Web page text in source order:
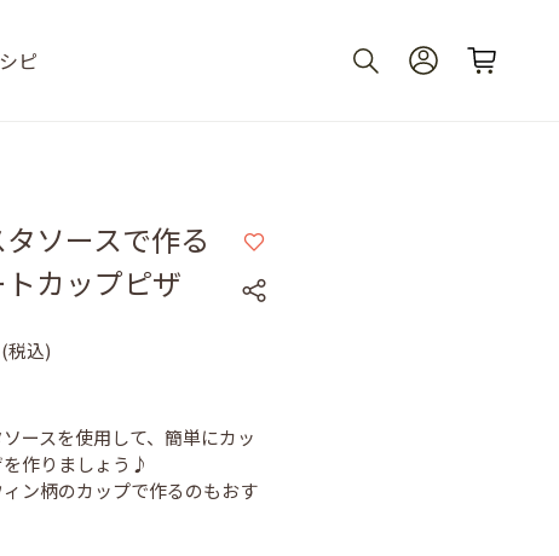
ピ
ソースで作る
トカップピザ
(税込)
ースを使用して、簡単にカッ
を作りましょう♪
ン柄のカップで作るのもおす